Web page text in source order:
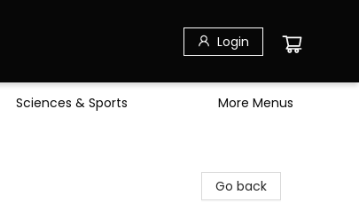
Login
Sciences & Sports More Menus
Go back